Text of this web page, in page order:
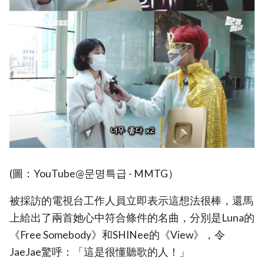
(圖：YouTube@문명특급 - MMTG）
被採訪的電視台工作人員立即表示這想法很棒，還馬
上給出了兩首她心中符合條件的名曲，分別是Luna的
《Free Somebody》和SHINee的《View》，令
JaeJae驚呼：「這是很懂聽歌的人！」